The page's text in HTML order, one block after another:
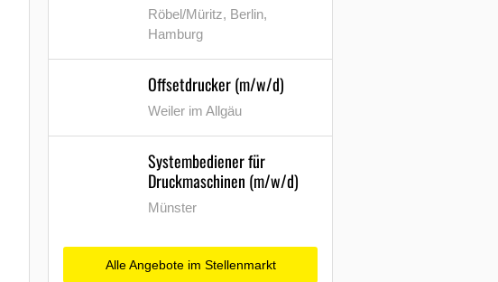
Röbel/Müritz, Berlin,
Hamburg
Offsetdrucker (m/w/d)
Weiler im Allgäu
Systembediener für
Druckmaschinen (m/w/d)
Münster
Alle Angebote im Stellenmarkt